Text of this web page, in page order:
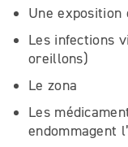
Une exposition
Les infections
oreillons)
Le zona
Les
endommagent